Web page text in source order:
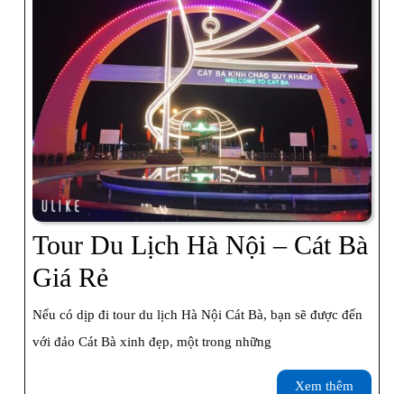
Tour Du Lịch Hà Nội – Cát Bà
Giá RẻTour
Du
Lịch
Nếu có dịp đi tour du lịch Hà Nội Cát Bà, bạn sẽ được đến
với đảo Cát Bà xinh đẹp, một trong những
Xem thêm